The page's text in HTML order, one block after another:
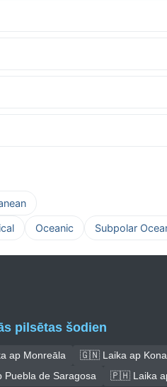
Oceanic Subpolar
pilsētas šodien
ap Monreāla 🇬🇳 Laika ap
de Saragosa 🇵🇭 Laika